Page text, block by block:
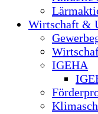
Wirtschaft &
IGEHA